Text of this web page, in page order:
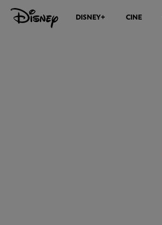
DISNEY+ CINE